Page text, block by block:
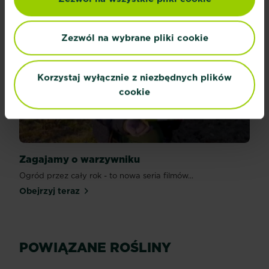
Zezwól na wybrane pliki cookie
Korzystaj wyłącznie z niezbędnych plików
cookie
Zagajamy o warzywniku
Ogród przez cały rok - to nowa seria filmów...
Obejrzyj teraz
POWIĄZANE ROŚLINY